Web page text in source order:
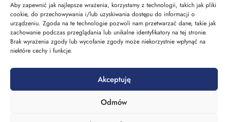
Aby zapewnić jak najlepsze wrażenia, korzystamy z technologii, takich jak pliki
cookie, do przechowywania i/lub uzyskiwania dostępu do informacji o
urządzeniu. Zgoda na te technologie pozwoli nam przetwarzać dane, takie jak
zachowanie podczas przeglądania lub unikalne identyfikatory na tej stronie.
Brak wyrażenia zgody lub wycofanie zgody może niekorzystnie wpłynąć na
niektóre cechy i funkcje.
Akceptuję
Odmów
Zaloguj się
Moje zamówienia
Koszyk